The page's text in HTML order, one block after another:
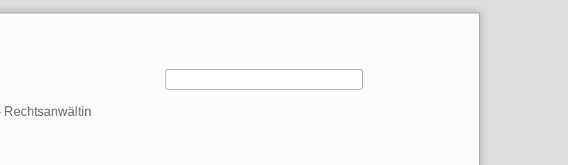
Rechtsanwältin